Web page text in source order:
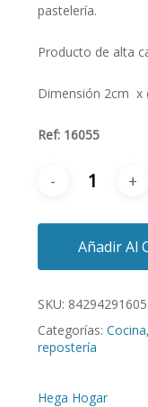
pastelería.
Producto de alta
Dimensión 2cm x
Ref: 16055
Añadir Al
SKU:
Categorías: Cocina,
repostería
Hega Hogar